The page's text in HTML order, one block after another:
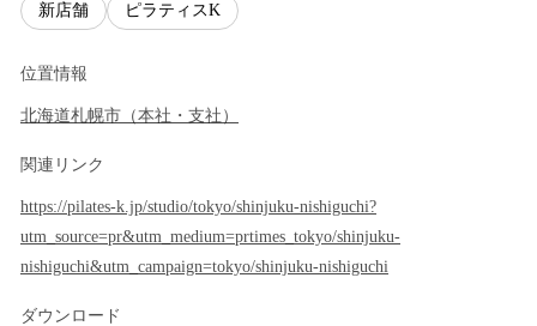
新店舗 ピラティスK
位置情報
北海道札幌市 （本社・支社 ）
関連リンク
https://pilates-k.jp/studio/tokyo/shinjuku-nishiguchi?
utm_source=pr&utm_medium=prtimes_tokyo/shinjuku-
nishiguchi&utm_campaign=tokyo/shinjuku-nishiguchi
ダウンロード